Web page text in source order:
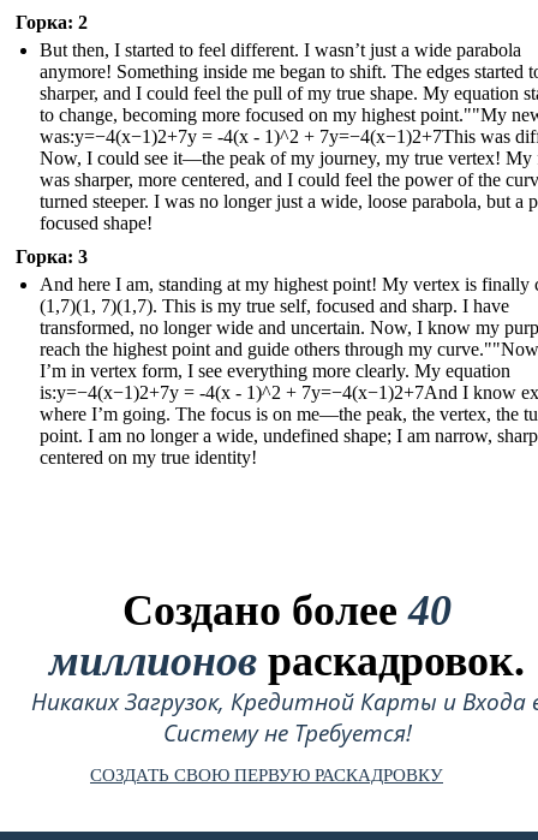
Горка: 2
But then, I started to feel different. I wasn’t just a wide parabola
anymore! Something inside me began to shift. The edges started
sharper, and I could feel the pull of my true shape. My equation
to change, becoming more focused on my highest point.""My
was:y=−4(x−1)2+7y = -4(x - 1)^2 + 7y=−4(x−1)2+7This was
Now, I could see it—the peak of my journey, my true vertex! My
was sharper, more centered, and I could feel the power of the
turned steeper. I was no longer just a wide, loose parabola, but a
focused shape!
Горка: 3
And here I am, standing at my highest point! My vertex is finally
(1,7)(1, 7)(1,7). This is my true self, focused and sharp. I have
transformed, no longer wide and uncertain. Now, I know my
reach the highest point and guide others through my
I’m in vertex form, I see everything more clearly. My equation
is:y=−4(x−1)2+7y = -4(x - 1)^2 + 7y=−4(x−1)2+7And I know
where I’m going. The focus is on me—the peak, the vertex, the
point. I am no longer a wide, undefined shape; I am narrow,
centered on my true identity!
Создано более40
миллионов раскадровок.
Никаких Загрузок, Кредитной Карты и Входа
Систему не Требуется!
СОЗДАТЬ СВОЮ ПЕРВУЮ РАСКАДРОВКУ